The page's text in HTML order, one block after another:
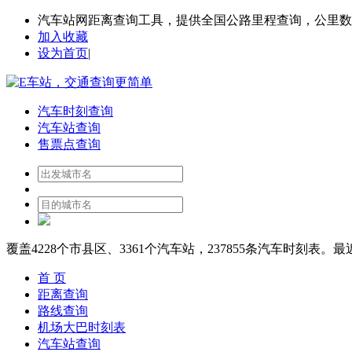
汽车站网距离查询工具，提供全国公路里程查询，公里数
加入收藏
设为首页|
汽车时刻查询
汽车站查询
售票点查询
覆盖4228个市县区、 3361个汽车站， 237855条汽车时刻表。最
首 页
距离查询
路线查询
机场大巴时刻表
汽车站查询